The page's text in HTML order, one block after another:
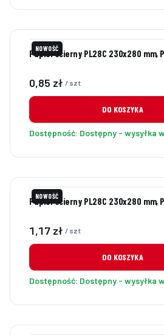
NOWOŚĆ
Papier ścierny PL28C 230x280 mm,
Cena
0,85 zł / szt
DO KOSZYKA
Dostępność: Dostępny - wysyłka
NOWOŚĆ
Papier ścierny PL28C 230x280 mm,
Cena
1,17 zł / szt
DO KOSZYKA
Dostępność: Dostępny - wysyłka